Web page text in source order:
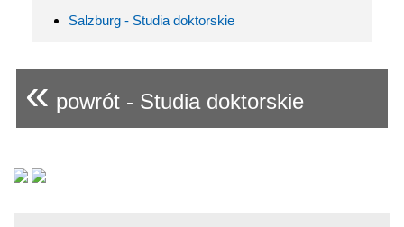
Salzburg - Studia doktorskie
« powrót - Studia doktorskie